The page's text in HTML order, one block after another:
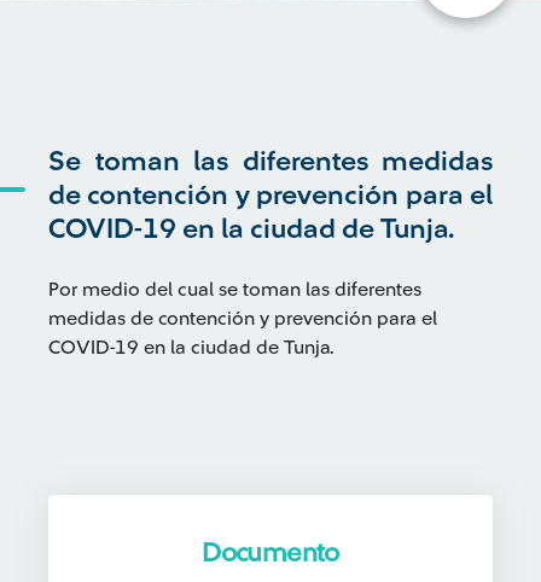
Se toman las diferentes medidas
de contención y prevención para el
COVID-19 en la ciudad de Tunja.
Por medio del cual se toman las diferentes
medidas de contención y prevención para el
COVID-19 en la ciudad de Tunja.
Documento